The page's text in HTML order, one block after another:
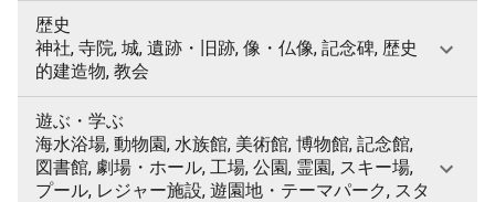
歴史
神社, 寺院, 城, 遺跡・旧跡, 像・仏像, 記念碑, 歴史
的建造物, 教会
遊ぶ・学ぶ
海水浴場, 動物園, 水族館, 美術館, 博物館, 記念館,
図書館, 劇場・ホール, 工場, 公園, 霊園, スキー場,
プール, レジャー施設, 遊園地・テーマパーク, スタ